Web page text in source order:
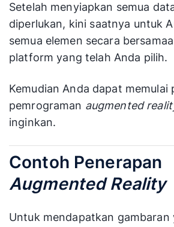
Setelah menyiapkan semua
diperlukan, kini saatnya untuk
semua elemen secara
platform yang telah Anda pilih.
Kemudian Anda dapat memulai
pemrograman augmented
inginkan.
Contoh Penerapan
Augmented Reality
Untuk mendapatkan gambaran